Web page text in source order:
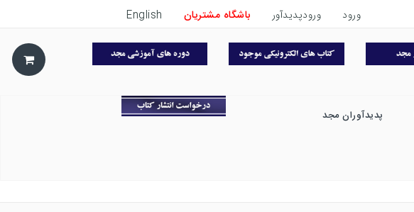
ورود ورودپدیدآور باشگاه مشتریان English
پدیدآوران مجد